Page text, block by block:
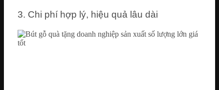
3. Chi phí hợp lý, hiệu quả lâu dài